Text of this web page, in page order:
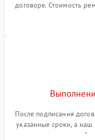
договоре. Стоимость
После подписания
указанные сроки, а наш